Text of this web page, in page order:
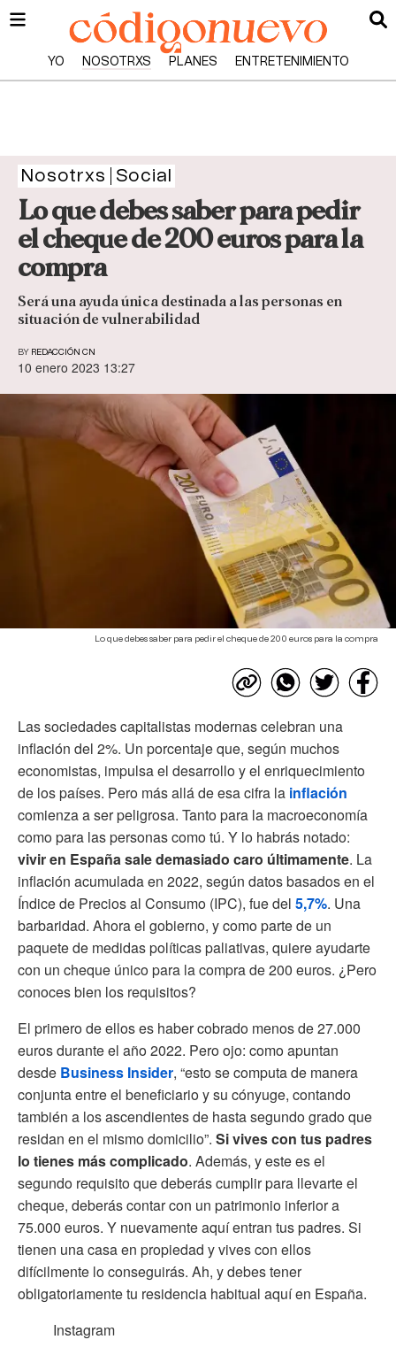
YO NOSOTRXS PLANES ENTRETENIMIENTO
Nosotrxs Social
Lo que debes saber para pedir
el cheque de 200 euros para la
compra
Será una ayuda única destinada a las personas en
situación de vulnerabilidad
BY REDACCIÓN CN
10 enero 2023 13:27
Lo que debes saber para pedir el cheque de 200 euros para la compra
Las sociedades capitalistas modernas celebran una
inflación del 2%. Un porcentaje que, según muchos
economistas, impulsa el desarrollo y el enriquecimiento
de los países. Pero más allá de esa cifra la inflación
comienza a ser peligrosa. Tanto para la macroeconomía
como para las personas como tú. Y lo habrás notado:
vivir en España sale demasiado caro últimamente. La
inflación acumulada en 2022, según datos basados en el
Índice de Precios al Consumo (IPC), fue del 5,7%. Una
barbaridad. Ahora el gobierno, y como parte de un
paquete de medidas políticas paliativas, quiere ayudarte
con un cheque único para la compra de 200 euros. ¿Pero
conoces bien los requisitos?
El primero de ellos es haber cobrado menos de 27.000
euros durante el año 2022. Pero ojo: como apuntan
desde Business Insider, “esto se computa de manera
conjunta entre el beneficiario y su cónyuge, contando
también a los ascendientes de hasta segundo grado que
residan en el mismo domicilio”. Si vives con tus padres
lo tienes más complicado. Además, y este es el
segundo requisito que deberás cumplir para llevarte el
cheque, deberás contar con un patrimonio inferior a
75.000 euros. Y nuevamente aquí entran tus padres. Si
tienen una casa en propiedad y vives con ellos
difícilmente lo conseguirás. Ah, y debes tener
obligatoriamente tu residencia habitual aquí en España.
Instagram